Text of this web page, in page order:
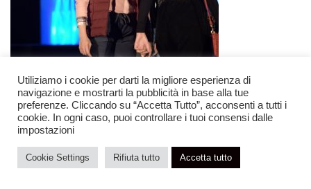
Utiliziamo i cookie per darti la migliore esperienza di
navigazione e mostrarti la pubblicità in base alla tue
preferenze. Cliccando su “Accetta Tutto”, acconsenti a tutti i
cookie. In ogni caso, puoi controllare i tuoi consensi dalle
impostazioni
Cookie Settings Rifiuta tutto Accetta tutto